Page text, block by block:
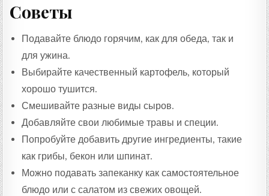
Советы
Подавайте блюдо горячим, как для обеда, так и
для ужина.
Выбирайте качественный картофель, который
хорошо тушится.
Смешивайте разные виды сыров.
Добавляйте свои любимые травы и специи.
Попробуйте добавить другие ингредиенты, такие
как грибы, бекон или шпинат.
Можно подавать запеканку как самостоятельное
блюдо или с салатом из свежих овощей.